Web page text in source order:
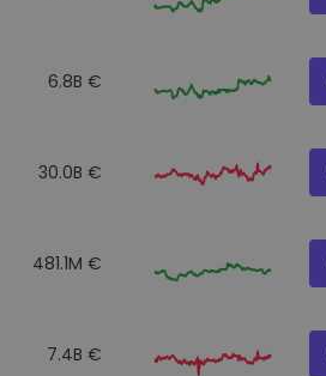
6.8B €
30.0B €
481.1M €
7.4B €